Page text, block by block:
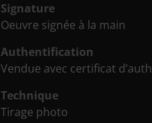
Signature
Oeuvre signée à la main
Authentification
Vendue avec certificat
Technique
Tirage photo